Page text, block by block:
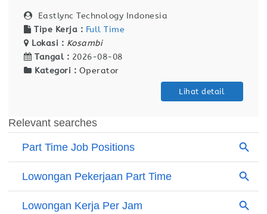
Eastlync Technology Indonesia
Tipe Kerja : Full Time
Lokasi : Kosambi
Tangal : 2026-08-08
Kategori : Operator
Lihat detail